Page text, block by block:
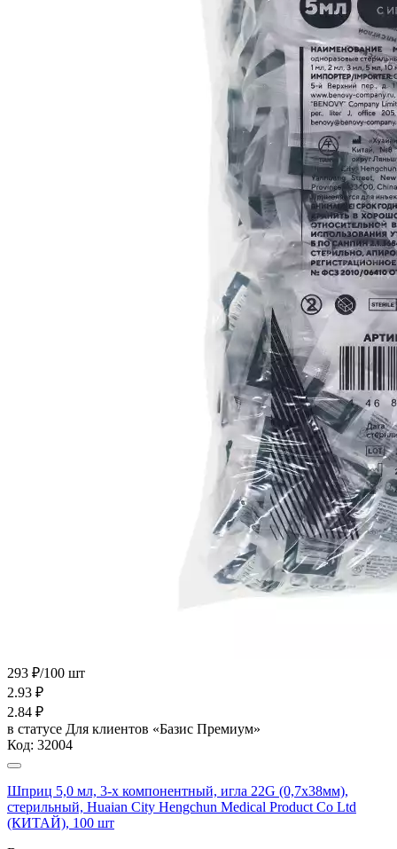
293 ₽/100 шт
2.93 ₽
2.84 ₽
в статусе Для клиентов «Базис Премиум»
Код: 32004
Шприц 5,0 мл, 3-х компонентный, игла 22G (0,7х38мм),
стерильный, Huaian City Hengchun Medical Product Co Ltd
(КИТАЙ), 100 шт